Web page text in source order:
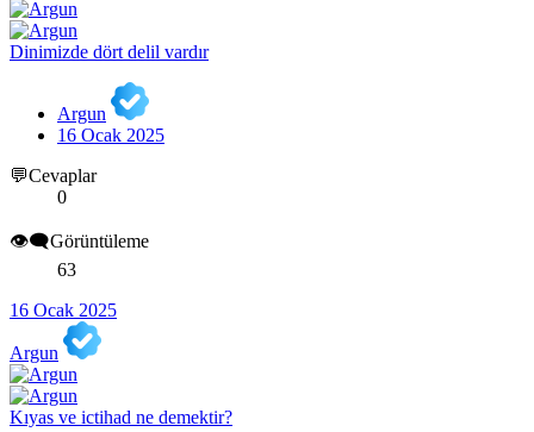
Dinimizde dört delil vardır
Argun
16 Ocak 2025
💬Cevaplar
0
👁️‍🗨️Görüntüleme
63
16 Ocak 2025
Argun
Kıyas ve ictihad ne demektir?